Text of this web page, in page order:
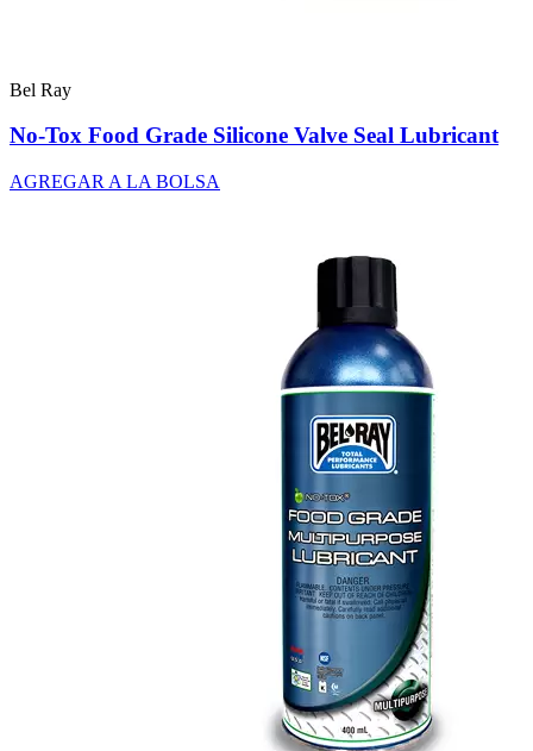
Bel Ray
No-Tox Food Grade Silicone Valve Seal Lubricant
AGREGAR A LA BOLSA